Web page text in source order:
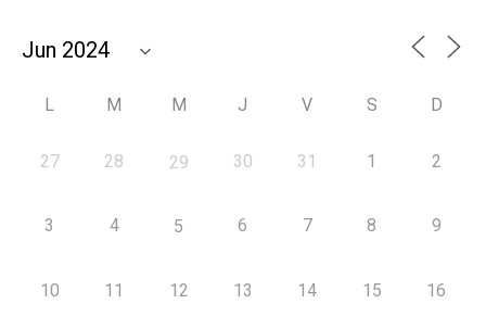
L M M J V S D
27 28 29 30 31 1 2
3 4 5 6 7 8 9
10 11 12 13 14 15 16